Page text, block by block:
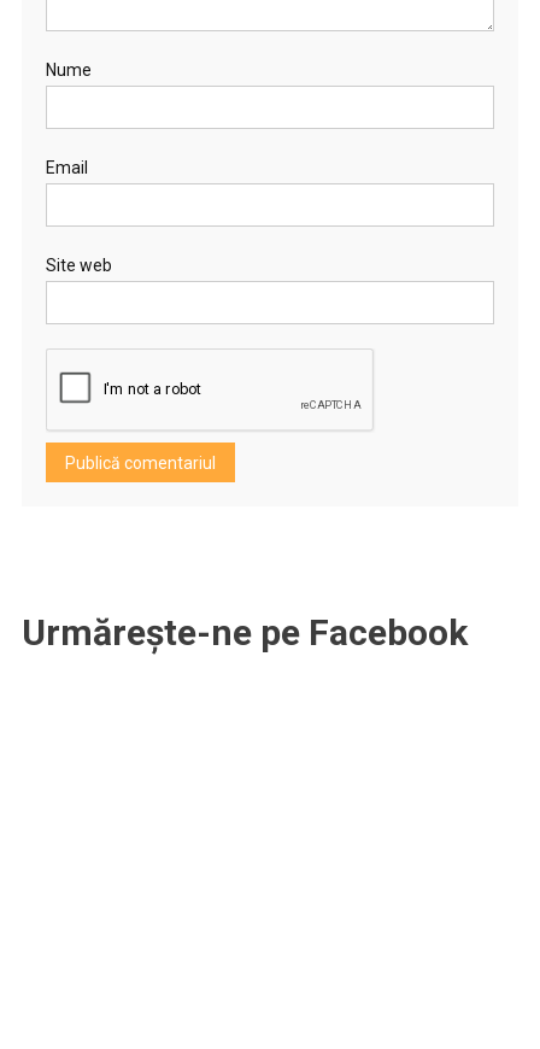
Nume
Email
Site web
Urmărește-ne pe Facebook